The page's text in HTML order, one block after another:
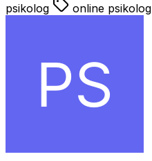
psikolog
online psikolog